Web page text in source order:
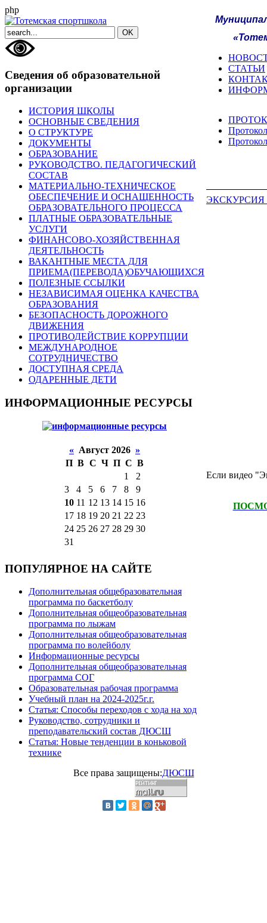
php
Сведения об образовательной
организации
ИСТОРИЯ ШКОЛЫ
ОСНОВНЫЕ СВЕДЕНИЯ
О СТРУКТУРЕ
ДОКУМЕНТЫ
ОБРАЗОВАНИЕ
РУКОВОДСТВО. ПЕДАГОГИЧЕСКИЙ
СОСТАВ
МАТЕРИАЛЬНО-ТЕХНИЧЕСКОЕ
ОБЕСПЕЧЕНИЕ И ОСНАЩЕННОСТЬ
ОБРАЗОВАТЕЛЬНОГО ПРОЦЕССА
ПЛАТНЫЕ ОБРАЗОВАТЕЛЬНЫЕ
УСЛУГИ
ФИНАНСОВО-ХОЗЯЙСТВЕННАЯ
ДЕЯТЕЛЬНОСТЬ
ВАКАНТНЫЕ МЕСТА ДЛЯ
ПРИЕМА(ПЕРЕВОДА)ОБУЧАЮЩИХСЯ
ПОЛЕЗНЫЕ ССЫЛКИ
НЕЗАВИСИМАЯ ОЦЕНКА КАЧЕСТВА
ОБРАЗОВАНИЯ
БЕЗОПАСНОСТЬ ДОРОЖНОГО
ДВИЖЕНИЯ
ПРОТИВОДЕЙСТВИЕ КОРРУПЦИИ
МЕЖДУНАРОДНОЕ
СОТРУДНИЧЕСТВО
ДОСТУПНАЯ СРЕДА
ОДАРЕННЫЕ ДЕТИ
ИНФОРМАЦИОННЫЕ РЕСУРСЫ
« Август 2026 »
П В С Ч П С В
1
2
3
4 5 6 7 8
9
10 11 12 13 14 15 16
17 18 19 20 21 22 23
24 25 26 27 28 29 30
31
ПОПУЛЯРНОЕ НА САЙТЕ
Дополнительная общебразовательная
программа по баскетболу
Дополнительная общеобразовательная
программа по лыжам
Дополнительная общеобразовательная
программа по волейболу
Информационные ресурсы
Дополнительная общеобразовательная
программа СОГ
Образовательная рабочая программа
Учебный план на 2024-2025г.г.
Статья: Способы переходов с хода на ход
Руководство, сотрудники и
преподавательский состав ДЮСШ
Статья: Новые тенденции в коньковой
технике
СТАТЬИ
Если видео
Все права защищены:ДЮСШ